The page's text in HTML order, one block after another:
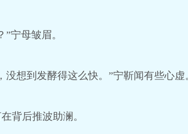
宁母皱眉。
想到发酵得这么快。”宁靳闻有些心虚
背后推波助澜。